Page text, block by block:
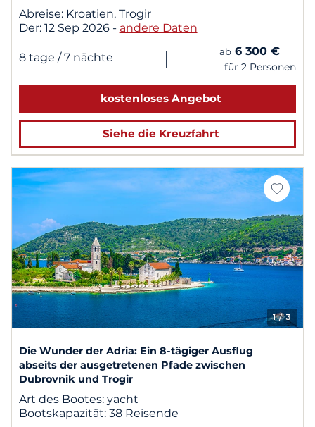
Abreise: Kroatien, Trogir
Der: 12 Sep 2026 - andere Daten
8 tage / 7 nächte | ab 6 300 €
für 2 Personen
kostenloses Angebot
Siehe die Kreuzfahrt
1/ 3
Die Wunder der Adria: Ein 8-tägiger Ausflug
abseits der ausgetretenen Pfade zwischen
Dubrovnik und Trogir
Art des Bootes: yacht
Bootskapazität: 38 Reisende